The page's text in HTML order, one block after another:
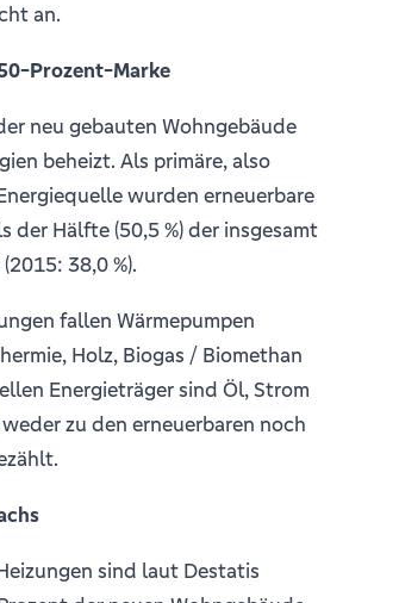
an.
Prozent-Marke
neu gebauten Wohngebäude
beheizt. Als primäre, also
wurden erneuerbare
der Hälfte (50,5 %) der insgesamt
38,0 %).
fallen Wärmepumpen
Holz, Biogas / Biomethan
Energieträger sind Öl, Strom
zu den erneuerbaren noch
sind laut Destatis